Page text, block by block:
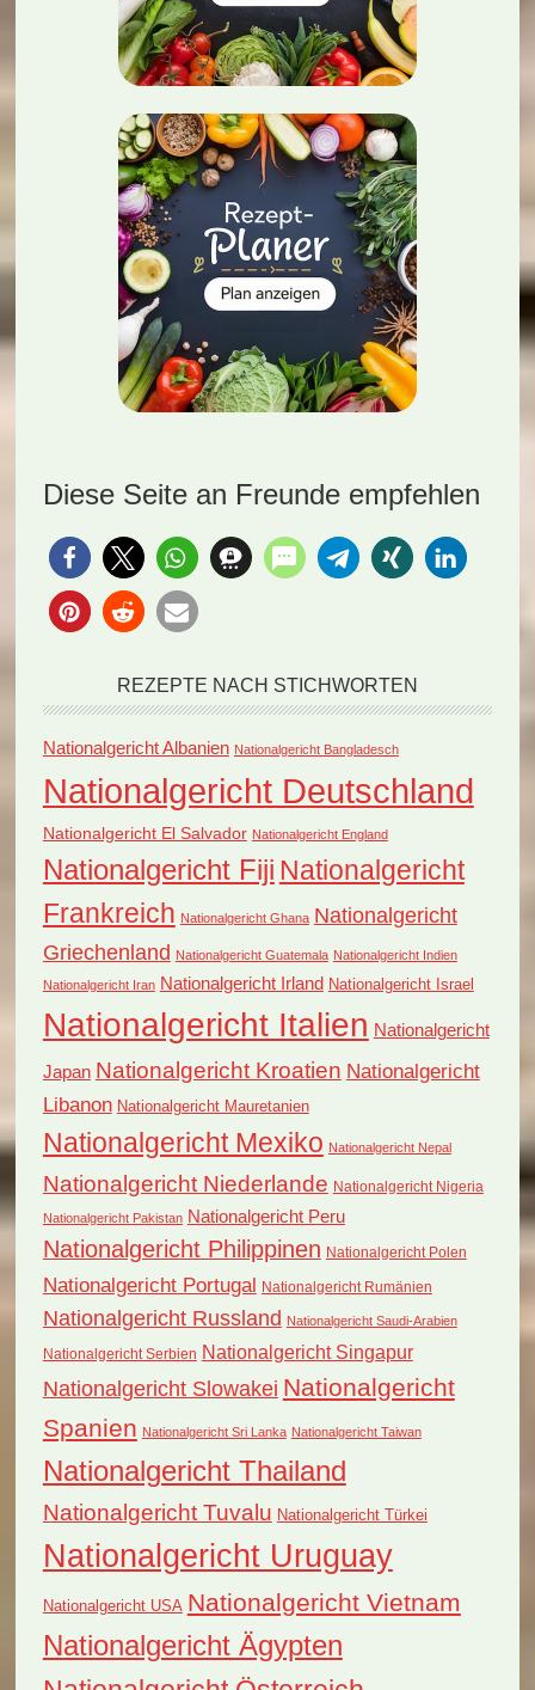
Diese Seite an Freunde empfehlen
REZEPTE NACH STICHWORTEN
Nationalgericht Albanien Nationalgericht Bangladesch
Nationalgericht Deutschland
Nationalgericht El Salvador Nationalgericht England
Nationalgericht Fiji Nationalgericht
Frankreich Nationalgericht Ghana Nationalgericht
Griechenland Nationalgericht Guatemala Nationalgericht Indien
Nationalgericht Iran Nationalgericht Irland Nationalgericht Israel
Nationalgericht Italien Nationalgericht
Japan Nationalgericht Kroatien Nationalgericht
Libanon Nationalgericht Mauretanien
Nationalgericht Mexiko Nationalgericht Nepal
Nationalgericht Niederlande Nationalgericht Nigeria
Nationalgericht Pakistan Nationalgericht Peru
Nationalgericht Philippinen Nationalgericht Polen
Nationalgericht Portugal Nationalgericht Rumänien
Nationalgericht Russland Nationalgericht Saudi-Arabien
Nationalgericht Serbien Nationalgericht Singapur
Nationalgericht Slowakei Nationalgericht
Spanien Nationalgericht Sri Lanka Nationalgericht Taiwan
Nationalgericht Thailand
Nationalgericht Tuvalu Nationalgericht Türkei
Nationalgericht Uruguay
Nationalgericht USA Nationalgericht Vietnam
Nationalgericht Ägypten